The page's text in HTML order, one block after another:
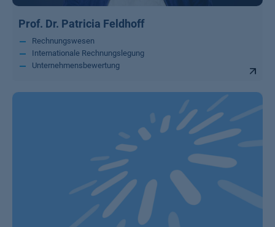
Prof. Dr. Patricia Feldhoff
Rechnungswesen
Internationale Rechnungslegung
Unternehmensbewertung